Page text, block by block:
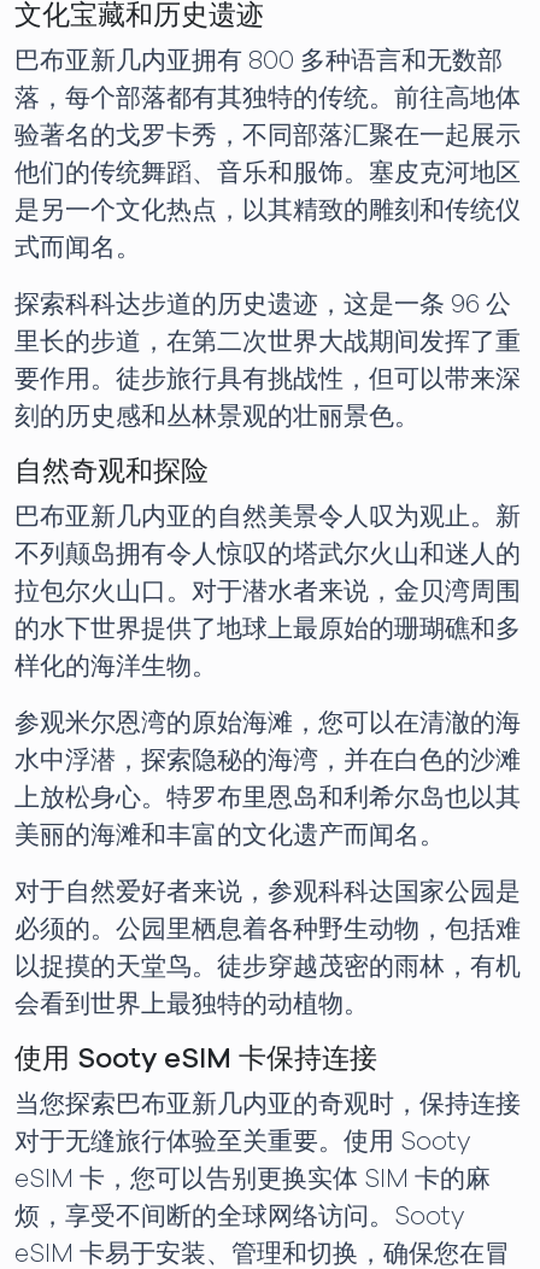
文化宝藏和历史遗迹
巴布亚新几内亚拥有 800 多种语言和无数部
落，每个部落都有其独特的传统。前往高地体
验著名的戈罗卡秀，不同部落汇聚在一起展示
他们的传统舞蹈、音乐和服饰。塞皮克河地区
是另一个文化热点，以其精致的雕刻和传统仪
式而闻名。
探索科科达步道的历史遗迹，这是一条 96 公
里长的步道，在第二次世界大战期间发挥了重
要作用。徒步旅行具有挑战性，但可以带来深
刻的历史感和丛林景观的壮丽景色。
自然奇观和探险
巴布亚新几内亚的自然美景令人叹为观止。新
不列颠岛拥有令人惊叹的塔武尔火山和迷人的
拉包尔火山口。对于潜水者来说，金贝湾周围
的水下世界提供了地球上最原始的珊瑚礁和多
样化的海洋生物。
参观米尔恩湾的原始海滩，您可以在清澈的海
水中浮潜，探索隐秘的海湾，并在白色的沙滩
上放松身心。特罗布里恩岛和利希尔岛也以其
美丽的海滩和丰富的文化遗产而闻名。
对于自然爱好者来说，参观科科达国家公园是
必须的。公园里栖息着各种野生动物，包括难
以捉摸的天堂鸟。徒步穿越茂密的雨林，有机
会看到世界上最独特的动植物。
使用 Sooty eSIM 卡保持连接
当您探索巴布亚新几内亚的奇观时，保持连接
对于无缝旅行体验至关重要。使用 Sooty
eSIM 卡，您可以告别更换实体 SIM 卡的麻
烦，享受不间断的全球网络访问。Sooty
eSIM 卡易于安装、管理和切换，确保您在冒